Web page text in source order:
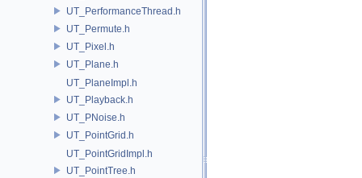
UT_PerformanceThread.h
UT_Permute.h
UT_Pixel.h
UT_Plane.h
UT_PlaneImpl.h
UT_Playback.h
UT_PNoise.h
UT_PointGrid.h
UT_PointGridImpl.h
UT_PointTree.h